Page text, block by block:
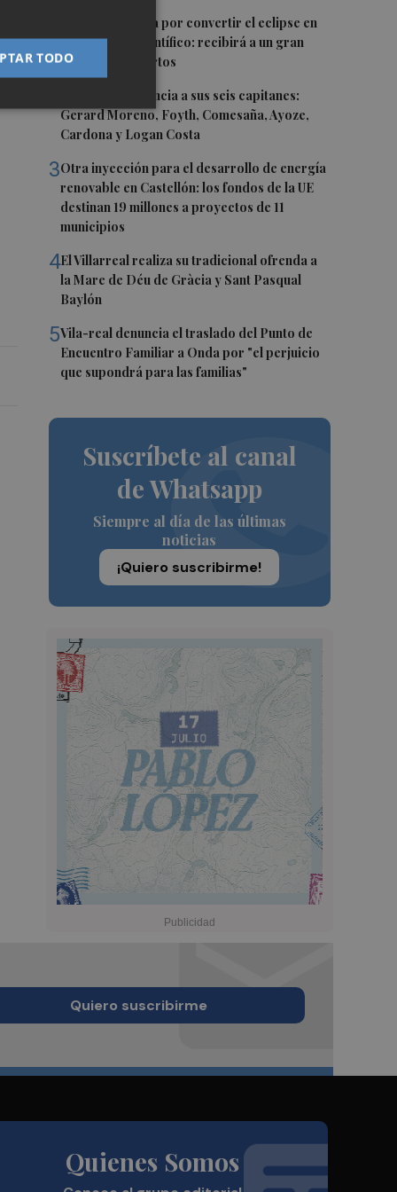
Castelló apuesta por convertir el eclipse en
un referente científico: recibirá a un gran
equipo de expertos
El Villarreal anuncia a sus seis capitanes:
Gerard Moreno, Foyth, Comesaña, Ayoze,
Cardona y Logan Costa
3Otra inyección para el desarrollo de energía
renovable en Castellón: los fondos de la UE
destinan 19 millones a proyectos de 11
municipios
4El Villarreal realiza su tradicional ofrenda a
la Mare de Déu de Gràcia y Sant Pasqual
Baylón
5Vila-real denuncia el traslado del Punto de
Encuentro Familiar a Onda por "el perjuicio
que supondrá para las familias"
Suscríbete al canal
de Whatsapp
Siempre al día de las últimas
noticias
¡Quiero suscribirme!
Quiero suscribirme
Quienes Somos
TODO